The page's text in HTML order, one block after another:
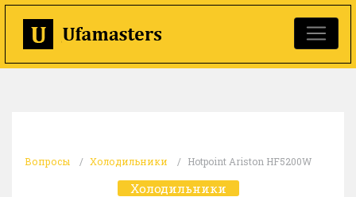
Вопросы Холодильники Hotpoint Ariston HF5200W
Холодильники